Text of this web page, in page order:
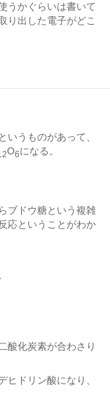
うかぐらいは書いて
り出した電子がどこ
いうものがあって、
O6になる。
ブドウ糖という複雑
応ということがわか
酸化炭素が合わさり
ヒドリン酸になり、